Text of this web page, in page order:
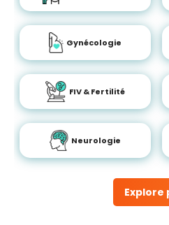
Explore
Gynécologie
FIV & Fertilité
Neurologie